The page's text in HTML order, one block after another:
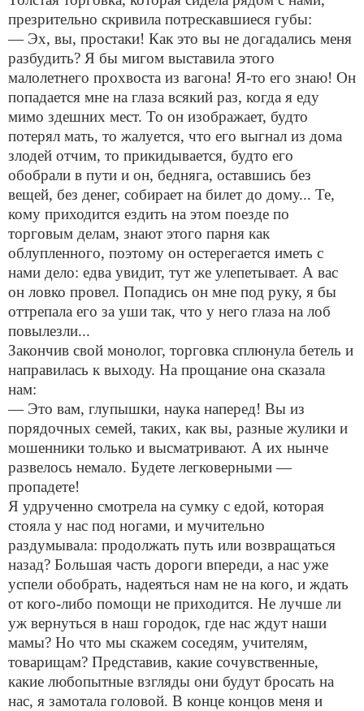
презрительно скривила потрескавшиеся губы:
— Эх, вы, простаки! Как это вы не догадались меня
разбудить? Я бы мигом выставила этого
малолетнего прохвоста из вагона! Я-то его знаю! Он
попадается мне на глаза всякий раз, когда я еду
мимо здешних мест. То он изображает, будто
потерял мать, то жалуется, что его выгнал из дома
злодей отчим, то прикидывается, будто его
обобрали в пути и он, бедняга, оставшись без
вещей, без денег, собирает на билет до дому... Те,
кому приходится ездить на этом поезде по
торговым делам, знают этого парня как
облупленного, поэтому он остерегается иметь с
нами дело: едва увидит, тут же улепетывает. А вас
он ловко провел. Попадись он мне под руку, я бы
оттрепала его за уши так, что у него глаза на лоб
повылезли...
Закончив свой монолог, торговка сплюнула бетель и
направилась к выходу. На прощание она сказала
нам:
— Это вам, глупышки, наука наперед! Вы из
порядочных семей, таких, как вы, разные жулики и
мошенники только и высматривают. А их нынче
развелось немало. Будете легковерными —
пропадете!
Я удрученно смотрела на сумку с едой, которая
стояла у нас под ногами, и мучительно
раздумывала: продолжать путь или возвращаться
назад? Большая часть дороги впереди, а нас уже
успели обобрать, надеяться нам не на кого, и ждать
от кого-либо помощи не приходится. Не лучше ли
уж вернуться в наш городок, где нас ждут наши
мамы? Но что мы скажем соседям, учителям,
товарищам? Представив, какие сочувственные,
какие любопытные взгляды они будут бросать на
нас, я замотала головой. В конце концов меня и